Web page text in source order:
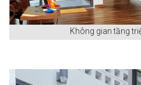
Không gian tầng